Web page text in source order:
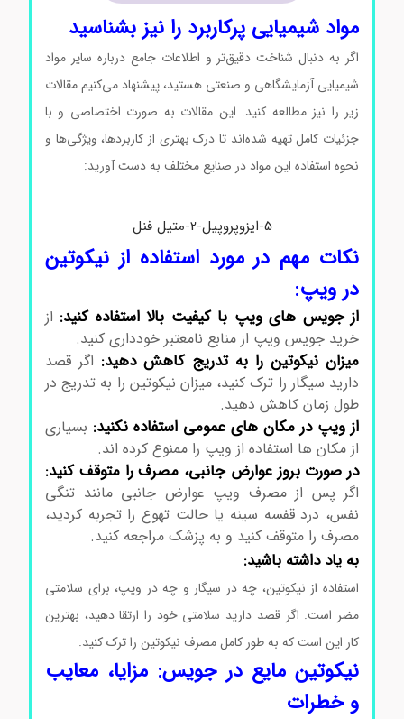
مواد شیمیایی پرکاربرد را نیز بشناسید
اگر به دنبال شناخت دقیق‌تر و اطلاعات جامع درباره سایر مواد
شیمیایی آزمایشگاهی و صنعتی هستید، پیشنهاد می‌کنیم مقالات
زیر را نیز مطالعه کنید. این مقالات به صورت اختصاصی و با
جزئیات کامل تهیه شده‌اند تا درک بهتری از کاربردها، ویژگی‌ها و
نحوه استفاده این مواد در صنایع مختلف به دست آورید:
نکات مهم در مورد استفاده از نیکوتین
در ویپ:
از جویس های ویپ با کیفیت بالا استفاده کنید:از
خرید جویس ویپ از منابع نامعتبر خودداری کنید.
میزان نیکوتین را به تدریج کاهش دهید:اگر قصد
دارید سیگار را ترک کنید، میزان نیکوتین را به تدریج در
طول زمان کاهش دهید.
از ویپ در مکان های عمومی استفاده نکنید:بسیاری
از مکان ها استفاده از ویپ را ممنوع کرده اند.
در صورت بروز عوارض جانبی، مصرف را متوقف کنید:
اگر پس از مصرف ویپ عوارض جانبی مانند تنگی
نفس، درد قفسه سینه یا حالت تهوع را تجربه کردید،
مصرف را متوقف کنید و به پزشک مراجعه کنید.
به یاد داشته باشید:
استفاده از نیکوتین، چه در سیگار و چه در ویپ، برای سلامتی
مضر است. اگر قصد دارید سلامتی خود را ارتقا دهید، بهترین
کار این است که به طور کامل مصرف نیکوتین را ترک کنید.
نیکوتین مایع در جویس: مزایا، معایب
و خطرات